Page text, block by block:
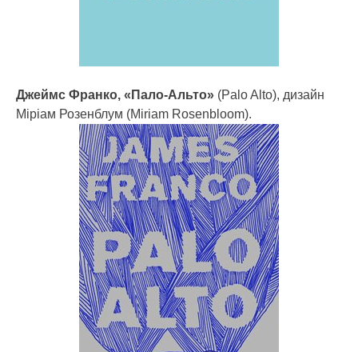
Джеймс Франко, «Пало-Альто» (Palo Alto), дизайн
Міріам Розенблум (Miriam Rosenbloom).